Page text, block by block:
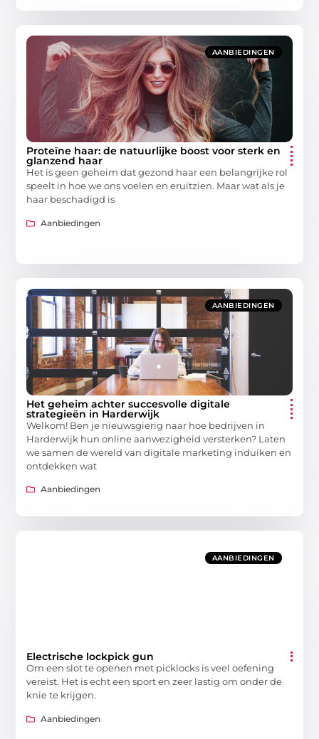
AANBIEDINGEN
Proteïne haar: de natuurlijke boost voor sterk en
glanzend haar
Het is geen geheim dat gezond haar een belangrijke rol
speelt in hoe we ons voelen en eruitzien. Maar wat als je
haar beschadigd is
Aanbiedingen
AANBIEDINGEN
Het geheim achter succesvolle digitale
strategieën in Harderwijk
Welkom! Ben je nieuwsgierig naar hoe bedrijven in
Harderwijk hun online aanwezigheid versterken? Laten
we samen de wereld van digitale marketing induiken en
ontdekken wat
Aanbiedingen
AANBIEDINGEN
Electrische lockpick gun
Om een slot te openen met picklocks is veel oefening
vereist. Het is echt een sport en zeer lastig om onder de
knie te krijgen.
Aanbiedingen